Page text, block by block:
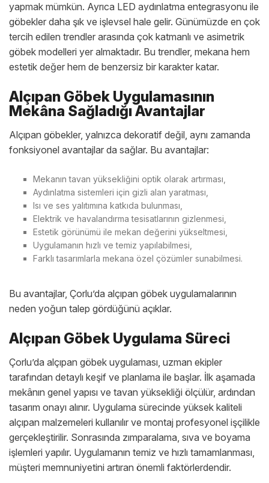
yapmak mümkün. Ayrıca LED aydınlatma entegrasyonu ile
göbekler daha şık ve işlevsel hale gelir. Günümüzde en çok
tercih edilen trendler arasında çok katmanlı ve asimetrik
göbek modelleri yer almaktadır. Bu trendler, mekana hem
estetik değer hem de benzersiz bir karakter katar.
Alçıpan Göbek Uygulamasının
Mekâna Sağladığı Avantajlar
Alçıpan göbekler, yalnızca dekoratif değil, aynı zamanda
fonksiyonel avantajlar da sağlar. Bu avantajlar:
Mekanın tavan yüksekliğini optik olarak artırması,
Aydınlatma sistemleri için gizli alan yaratması,
Isı ve ses yalıtımına katkıda bulunması,
Elektrik ve havalandırma tesisatlarının gizlenmesi,
Estetik görünümü ile mekan değerini yükseltmesi,
Uygulamanın hızlı ve temiz yapılabilmesi,
Farklı tasarımlarla mekana özel çözümler sunabilmesi.
Bu avantajlar, Çorlu’da alçıpan göbek uygulamalarının
neden yoğun talep gördüğünü açıklar.
Alçıpan Göbek Uygulama Süreci
Çorlu’da alçıpan göbek uygulaması, uzman ekipler
tarafından detaylı keşif ve planlama ile başlar. İlk aşamada
mekânın genel yapısı ve tavan yüksekliği ölçülür, ardından
tasarım onayı alınır. Uygulama sürecinde yüksek kaliteli
alçıpan malzemeleri kullanılır ve montaj profesyonel işçilikle
gerçekleştirilir. Sonrasında zımparalama, sıva ve boyama
işlemleri yapılır. Uygulamanın temiz ve hızlı tamamlanması,
müşteri memnuniyetini artıran önemli faktörlerdendir.